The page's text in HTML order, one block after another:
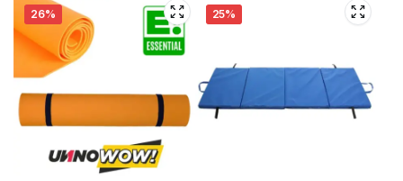
26% 25%